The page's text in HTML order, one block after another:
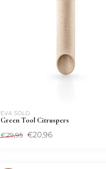
EVA SOLO
Green Tool Citruspers
€29,95 €20,96